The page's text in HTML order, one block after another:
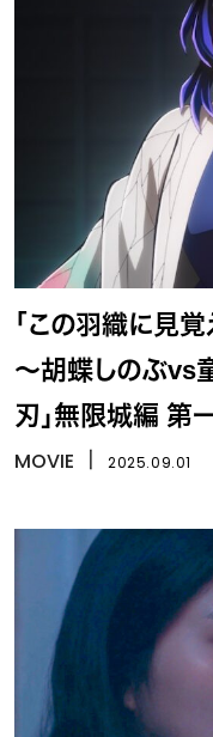
「この羽織に見
～胡蝶しのぶvs
刃」無限城編 第
MOVIE 2025.09.01